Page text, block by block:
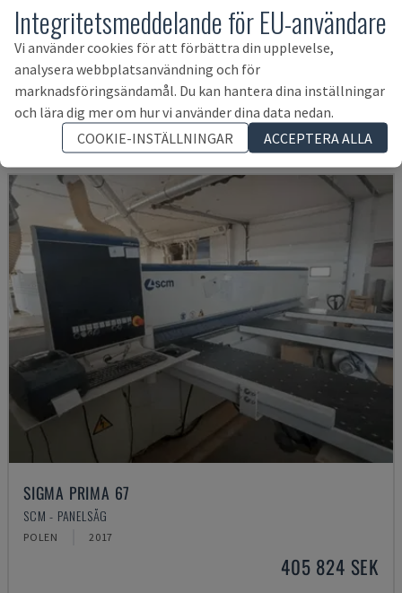
HPV11
HOLZMA - PANELSÅG
TYSKLAND 1999
186 460 SEK
SIGMA PRIMA 67
SCM - PANELSÅG
POLEN 2017
405 824 SEK
Integritetsmeddelande för EU-användare
Vi använder cookies för att förbättra din upplevelse,
analysera webbplatsanvändning och för
marknadsföringsändamål. Du kan hantera dina inställningar
och lära dig mer om hur vi använder dina data nedan.
COOKIE-INSTÄLLNINGAR
ACCEPTERA ALLA